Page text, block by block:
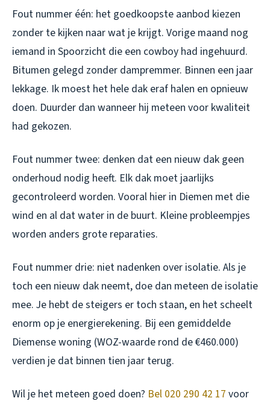
Fout nummer één: het goedkoopste aanbod kiezen
zonder te kijken naar wat je krijgt. Vorige maand nog
iemand in Spoorzicht die een cowboy had ingehuurd.
Bitumen gelegd zonder dampremmer. Binnen een jaar
lekkage. Ik moest het hele dak eraf halen en opnieuw
doen. Duurder dan wanneer hij meteen voor kwaliteit
had gekozen.
Fout nummer twee: denken dat een nieuw dak geen
onderhoud nodig heeft. Elk dak moet jaarlijks
gecontroleerd worden. Vooral hier in Diemen met die
wind en al dat water in de buurt. Kleine probleempjes
worden anders grote reparaties.
Fout nummer drie: niet nadenken over isolatie. Als je
toch een nieuw dak neemt, doe dan meteen de isolatie
mee. Je hebt de steigers er toch staan, en het scheelt
enorm op je energierekening. Bij een gemiddelde
Diemense woning (WOZ-waarde rond de €460.000)
verdien je dat binnen tien jaar terug.
Wil je het meteen goed doen? Bel 020 290 42 17 voor